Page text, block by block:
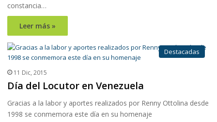
constancia…
Leer más »
Destacadas
11 Dic, 2015
Día del Locutor en Venezuela
Gracias a la labor y aportes realizados por Renny Ottolina desde
1998 se conmemora este día en su homenaje